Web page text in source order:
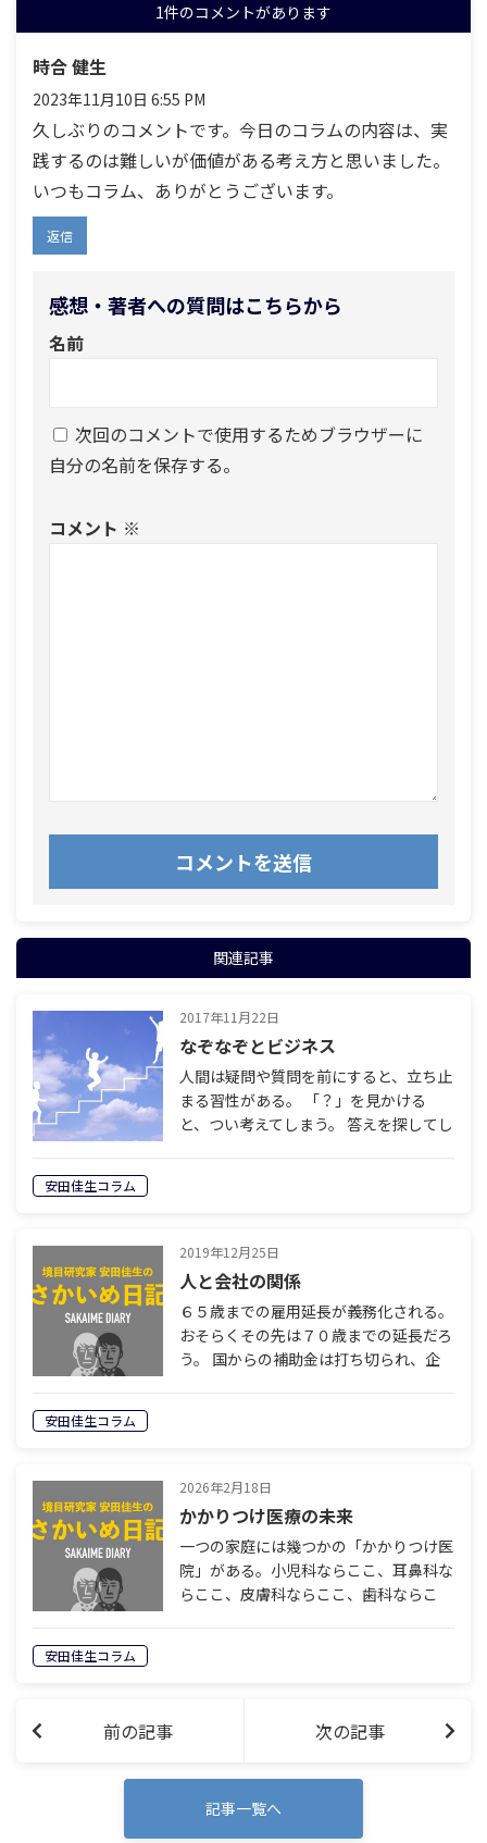
1件のコメントがあります
時合 健生
2023年11月10日 6:55 PM
久しぶりのコメントです。今日のコラムの内容は、実
践するのは難しいが価値がある考え方と思いました。
いつもコラム、ありがとうございます。
返信
感想・著者への質問はこちらから
名前
次回のコメントで使用するためブラウザーに
自分の名前を保存する。
コメント ※
関連記事
2017年11月22日
なぞなぞとビジネス
人間は疑問や質問を前にすると、立ち止
まる習性がある。 「？」を見かける
と、つい考えてしまう。 答えを探してし
安田佳生コラム
2019年12月25日
人と会社の関係
６５歳までの雇用延長が義務化される。
おそらくその先は７０歳までの延長だろ
う。 国からの補助金は打ち切られ、企
安田佳生コラム
2026年2月18日
かかりつけ医療の未来
一つの家庭には幾つかの「かかりつけ医
院」がある。小児科ならここ、耳鼻科な
らここ、皮膚科ならここ、歯科ならこ
安田佳生コラム
前の記事 次の記事
記事一覧へ